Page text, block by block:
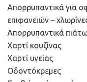
Απορρυπαντικά για
επιφανειών –
Απορρυπαντικά
Χαρτί κουζίνας
Χαρτί υγείας
Οδοντόκρεμες